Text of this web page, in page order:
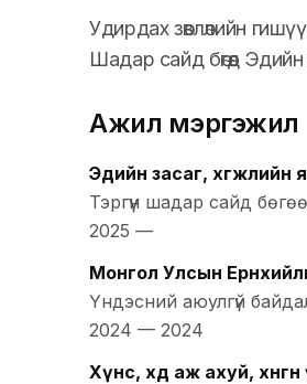
Удирдах зөвлөлийн
Шадар сайд бөгөөд
Ажил мэргэжил
Эдийн засаг, хөгжлийн
Тэргүүн шадар сайд
2025 —
Монгол Улсын
Үндэсний аюулгүй
2024 — 2024
Хүнс, хөдөө аж ахуй,